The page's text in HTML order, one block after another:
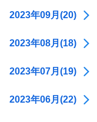
2023年09月(20)
2023年08月(18)
2023年07月(19)
2023年06月(22)